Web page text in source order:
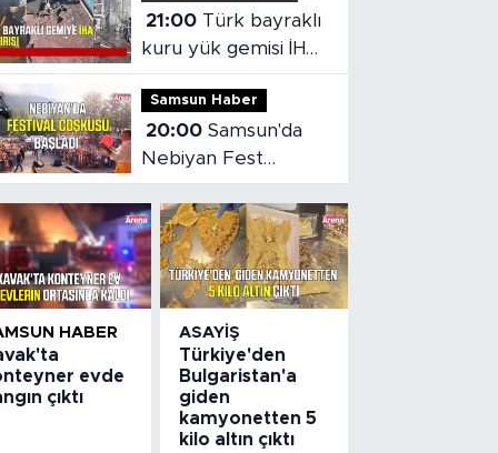
21:00
kuru yük gemisi İHA
saldırısına uğradı
Samsun Haber
20:00 Samsun'da
Nebiyan Fest
Başladı
HABER
evde
çıktı
ASAYIŞ
Türkiye'den
Bulgaristan'a
giden
kamyonetten 5
kilo altın çıktı